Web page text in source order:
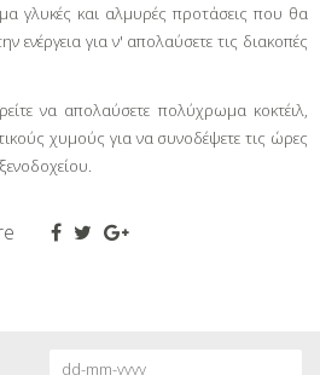
γλυκές και αλμυρές προτάσεις που θα
ενέργεια για ν' απολαύσετε τις διακοπές
να απολαύσετε πολύχρωμα κοκτέιλ,
χυμούς για να συνοδέψετε τις ώρες